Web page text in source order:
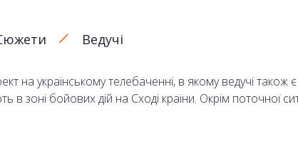
Ведучі
на українському телебаченні, в якому ведучі також
зоні бойових дій на Сході країни. Окрім поточної